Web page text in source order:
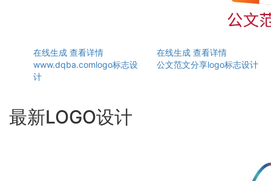
在线生成 查看详情
www.dqba.comlogo标志设
计
在线生成 查看详情
公文范文分享logo标志设计
最新LOGO设计